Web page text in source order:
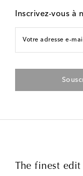
Inscrivez-vous
Votre adresse e-mail
The finest